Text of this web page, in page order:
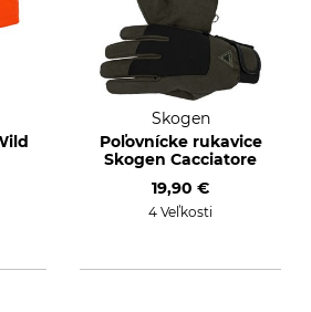
Skogen
Poľovnícke rukavice
Skogen Cacciatore
19,90 €
4 Veľkosti